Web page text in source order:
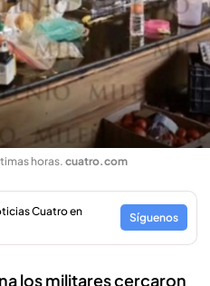
horas. cuatro.com
Cuatro en
Síguenos
los militares cercaron